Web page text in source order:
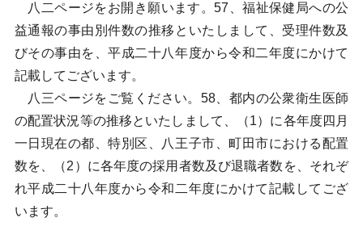
八二ページをお開き願います。57、福祉保健局への公
益通報の事由別件数の推移といたしまして、受理件数及
びその事由を、平成二十八年度から令和二年度にかけて
記載してございます。
八三ページをご覧ください。58、都内の公衆衛生医師
の配置状況等の推移といたしまして、（1）に各年度四月
一日現在の都、特別区、八王子市、町田市における配置
数を、（2）に各年度の採用者数及び退職者数を、それぞ
れ平成二十八年度から令和二年度にかけて記載してござ
います。